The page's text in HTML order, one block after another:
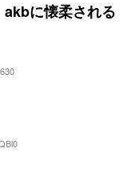
に懐柔される